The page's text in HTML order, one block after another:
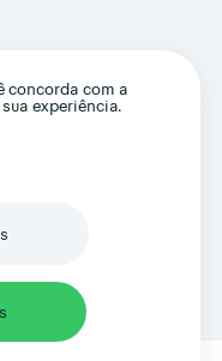
concorda com a
experiência.